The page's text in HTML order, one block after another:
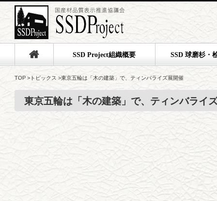
SSD Project組織概要 SSD 球磨杉・
TOP > トピックス >東京五輪は「木の建築」で、ティンバライズ展開催
東京五輪は「木の建築」で、ティンバライ